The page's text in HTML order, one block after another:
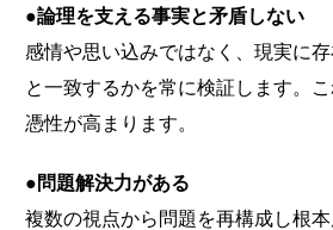
●論理を支える事実と矛盾しない
感情や思い込みではなく、現実に
と一致するかを常に検証します。
憑性が高まります。
●問題解決力がある
複数の視点から問題を再構成し根